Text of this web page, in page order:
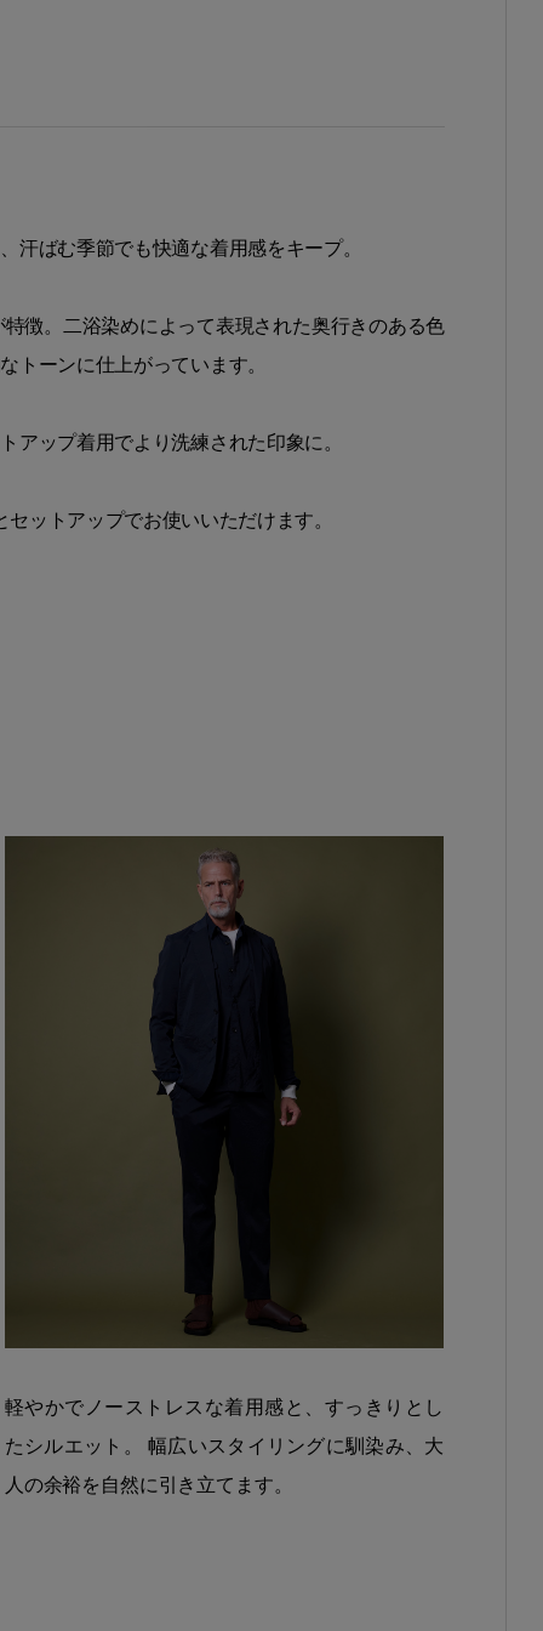
汗ばむ季節でも快適な着用感をキープ。
徴。二浴染めによって表現された奥行きのある色
トーンに仕上がっています。
アップ着用でより洗練された印象に。
セットアップでお使いいただけます。
軽やかでノーストレスな着用感と、すっきりとし
たシルエット。 幅広いスタイリングに馴染み、大
人の余裕を自然に引き立てます。